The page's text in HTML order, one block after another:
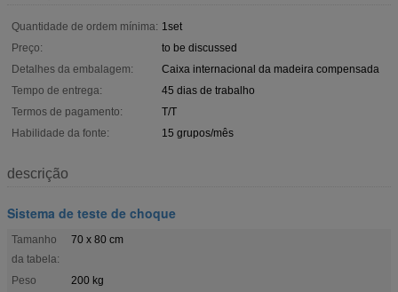
Quantidade de ordem mínima: 1set
Preço:
to be discussed
Detalhes da embalagem:
Caixa internacional da madeira compensada
Tempo de entrega:
45 dias de trabalho
Termos de pagamento:
T/T
Habilidade da fonte:
15 grupos/mês
descrição
Sistema de teste de choque
Tamanho
da tabela:
70 x 80 cm
Peso
200 kg